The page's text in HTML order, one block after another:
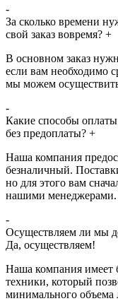
-
За сколько времени
свой заказ вовремя? +
В основном заказ
если вам необходимо
мы можем
-
Какие способы оплаты
без предоплаты? +
Наша компания
безналичный.
но для этого вам
нашими менеджерами.
-
Осуществляем ли мы
Да, осуществляем!
Наша компания имеет
техники, который
минимального объема